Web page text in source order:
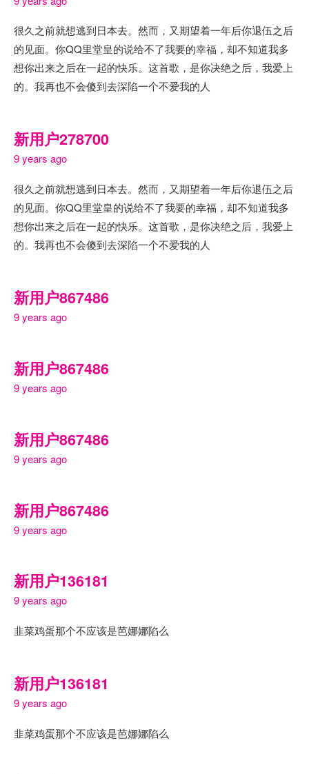
很久之前就想逃到日本去。然而，又期望着一年后你退伍之后
的见面。你QQ里堂皇的说给不了我要的幸福，却不知道我多
想你出来之后在一起的快乐。这首歌，是你决绝之后，我爱上
的。我再也不会傻到去深陷一个不爱我的人
新用户278700
9 years ago
很久之前就想逃到日本去。然而，又期望着一年后你退伍之后
的见面。你QQ里堂皇的说给不了我要的幸福，却不知道我多
想你出来之后在一起的快乐。这首歌，是你决绝之后，我爱上
的。我再也不会傻到去深陷一个不爱我的人
新用户867486
9 years ago
新用户867486
9 years ago
新用户867486
9 years ago
新用户867486
9 years ago
新用户136181
9 years ago
韭菜鸡蛋那个不应该是芭娜娜陷么
新用户136181
9 years ago
韭菜鸡蛋那个不应该是芭娜娜陷么